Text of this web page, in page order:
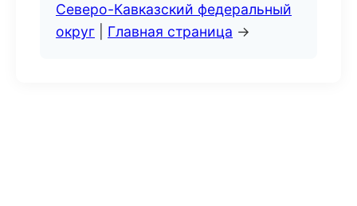
Северо-Кавказский федеральный
округ
Главная страница →